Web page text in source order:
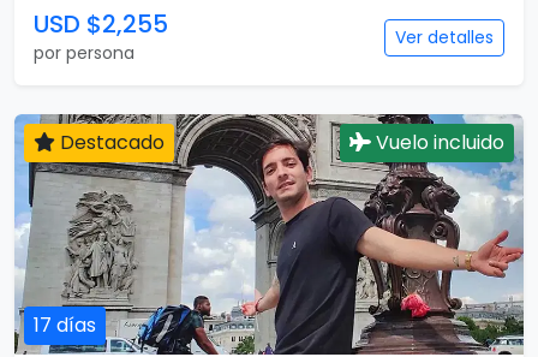
USD $2,255
por persona
Ver detalles
17 días
Destacado Vuelo incluido